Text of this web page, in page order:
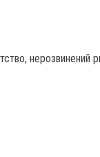
нерозвинений